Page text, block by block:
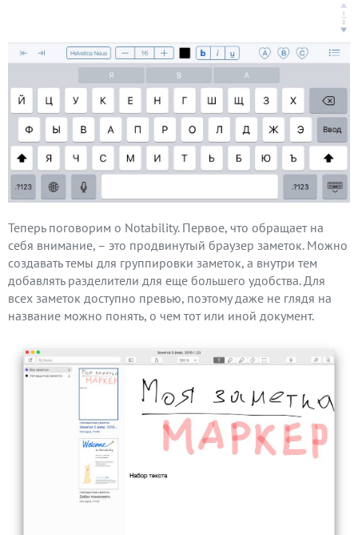
Теперь поговорим о Notability. Первое, что обращает на
себя внимание, – это продвинутый браузер заметок. Можно
создавать темы для группировки заметок, а внутри тем
добавлять разделители для еще большего удобства. Для
всех заметок доступно превью, поэтому даже не глядя на
название можно понять, о чем тот или иной документ.